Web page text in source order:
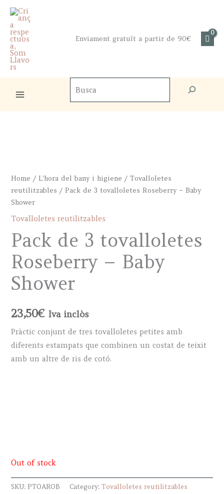
Skip
content
Enviament gratuït a partir de 90€
Home / L'hora del bany i higiene /Tovalloletes
reutilitzables / Pack de 3 tovalloletes Roseberry – Baby
Shower
Tovalloletes reutilitzables
Pack de 3 tovalloletes
Roseberry – Baby
Shower
23,50€ Iva inclòs
Pràctic conjunt de tres tovalloletes petites amb
diferents estampats que combinen un costat de teixit
amb un altre de ris de cotó.
Out of stock
SKU: PTOAROB Category:Tovalloletes reutilitzables